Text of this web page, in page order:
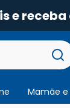
e
Mamãe e